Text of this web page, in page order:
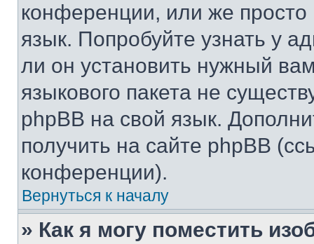
конференции, или же
язык. Попробуйте узнать у
ли он установить нужный
языкового пакета не
phpBB на свой язык.
получить на сайте phpBB
конференции).
Вернуться к началу
» Как я могу поместить